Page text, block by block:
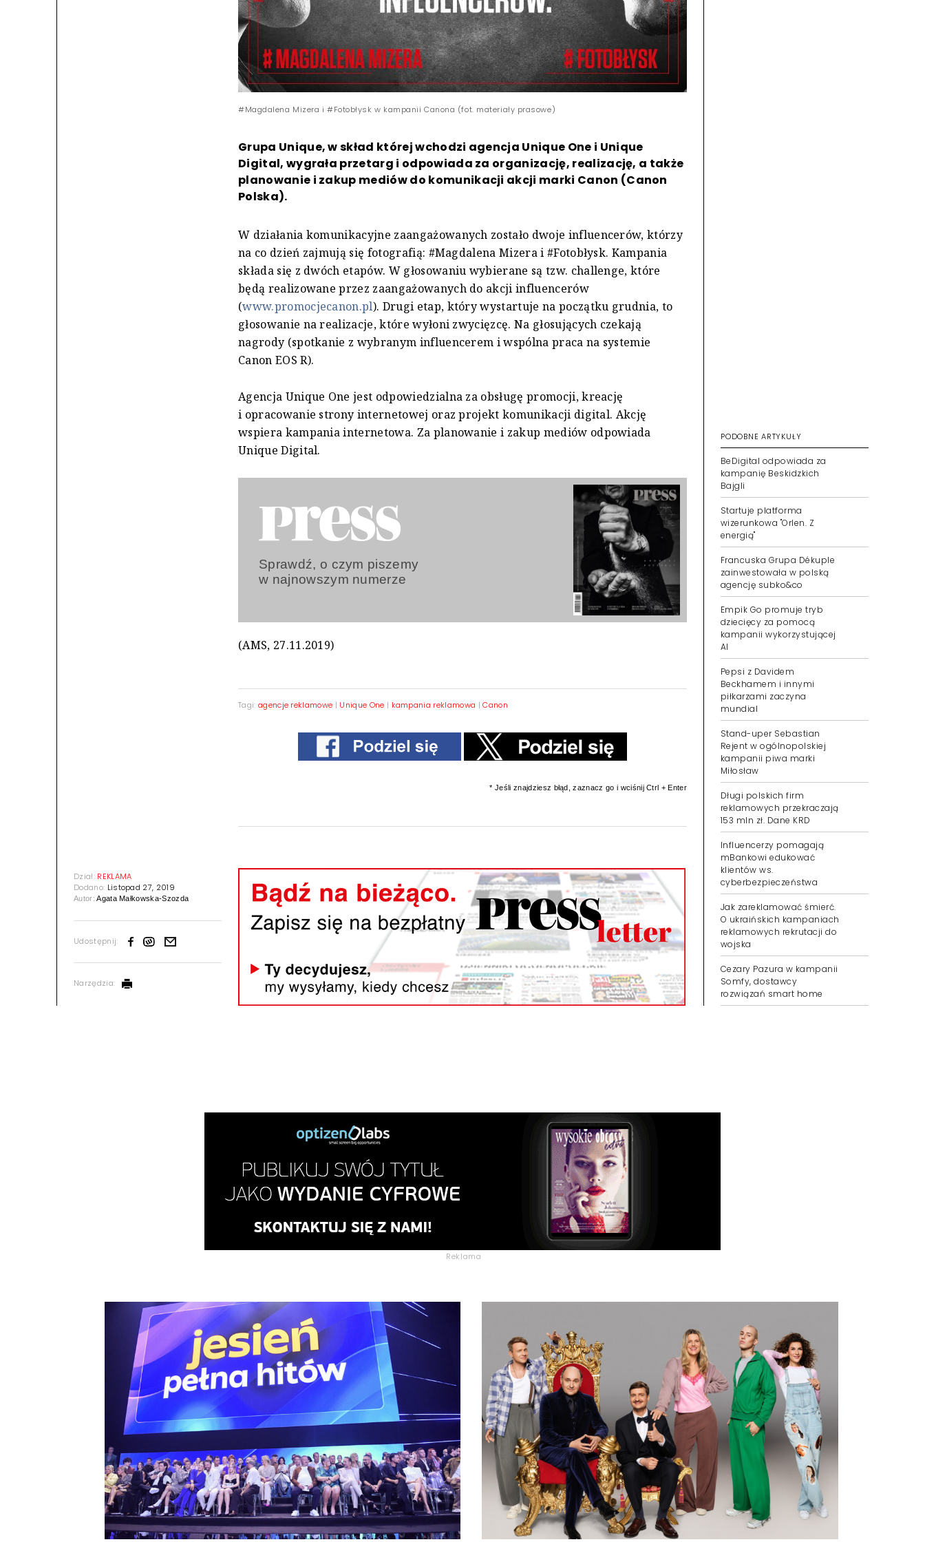
Dział: REKLAMA
Dodano: Listopad 27, 2019
Autor:Agata Małkowska-Szozda
Udostępnij:
Narzędzia:
#Magdalena Mizera i #Fotobłysk w kampanii Canona (fot. materiały prasowe)
Grupa Unique, w skład której wchodzi agencja Unique One i Unique
Digital, wygrała przetarg i odpowiada za organizację, realizację, a także
planowanie i zakup mediów do komunikacji akcji marki Canon (Canon
Polska).
W działania komunikacyjne zaangażowanych zostało dwoje influencerów, którzy
na co dzień zajmują się fotografią: #Magdalena Mizera i #Fotobłysk. Kampania
składa się z dwóch etapów. W głosowaniu wybierane są tzw. challenge, które
będą realizowane przez zaangażowanych do akcji influencerów
(www.promocjecanon.pl). Drugi etap, który wystartuje na początku grudnia, to
głosowanie na realizacje, które wyłoni zwycięzcę. Na głosujących czekają
nagrody (spotkanie z wybranym influencerem i wspólna praca na systemie
Canon EOS R).
Agencja Unique One jest odpowiedzialna za obsługę promocji, kreację
i opracowanie strony internetowej oraz projekt komunikacji digital. Akcję
wspiera kampania internetowa. Za planowanie i zakup mediów odpowiada
Unique Digital.
Sprawdź, o czym piszemy
w najnowszym numerze
(AMS, 27.11.2019)
Tagi: agencje reklamowe | Unique One | kampania reklamowa |Canon
* Jeśli znajdziesz błąd, zaznacz go i wciśnij Ctrl + Enter
PODOBNE ARTYKUŁY
BeDigital odpowiada za
kampanię Beskidzkich
Bajgli
Startuje platforma
wizerunkowa "Orlen. Z
energią"
Francuska Grupa Dékuple
zainwestowała w polską
agencję subko&co
Empik Go promuje tryb
dziecięcy za pomocą
kampanii wykorzystującej
AI
Pepsi z Davidem
Beckhamem i innymi
piłkarzami zaczyna
mundial
Stand-uper Sebastian
Rejent w ogólnopolskiej
kampanii piwa marki
Miłosław
Długi polskich firm
reklamowych przekraczają
153 mln zł. Dane KRD
Influencerzy pomagają
mBankowi edukować
klientów ws.
cyberbezpieczeństwa
Jak zareklamować śmierć.
O ukraińskich kampaniach
reklamowych rekrutacji do
wojska
Cezary Pazura w kampanii
Somfy, dostawcy
rozwiązań smart home
Reklama